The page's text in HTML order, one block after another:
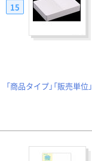
15
「商品タイプ」「販売単位」